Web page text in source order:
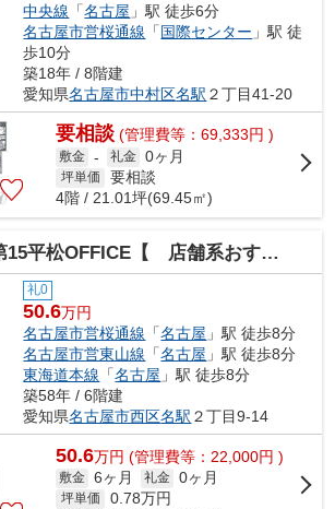
中央線 「名古屋 」駅 徒歩6分
名古屋市営桜通線 「国際センター 」駅 徒
歩10分
築18年 / 8階建
愛知県名古屋市中村区名駅 ２丁目41-20
要相談 (管理費等：69,333円 )
敷金 - 礼金 0ヶ月
坪単価
要相談
4階 / 21.01坪(69.45㎡)
15平松OFFICE【 店舗系おすすめ 】
礼0
50.6万円
名古屋市営桜通線 「名古屋 」駅 徒歩8分
名古屋市営東山線 「名古屋 」駅 徒歩8分
東海道本線 「名古屋 」駅 徒歩8分
築58年 / 6階建
愛知県名古屋市西区名駅 ２丁目9-14
50.6万円 (管理費等：22,000円 )
敷金 6ヶ月 礼金 0ヶ月
坪単価 0.78万円